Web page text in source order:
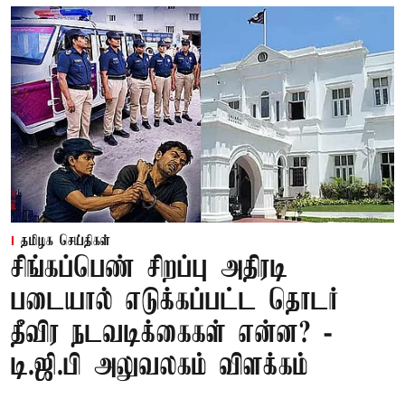
தமிழக செய்திகள்
சிங்கப்பெண் சிறப்பு அதிரடி
படையால் எடுக்கப்பட்ட தொடர்
தீவிர நடவடிக்கைகள் என்ன? -
டி.ஜி.பி அலுவலகம் விளக்கம்